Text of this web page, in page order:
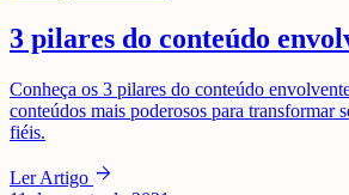
3 pilares do conteúdo
Conheça os 3 pilares do conteúdo
conteúdos mais poderosos para transformar
fiéis.
Ler Artigo arrow_forward